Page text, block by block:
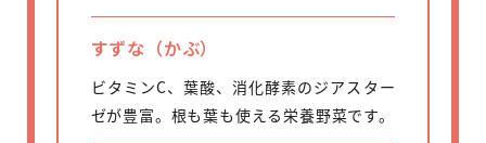
すずな（かぶ）
ビタミンC、葉酸、消化酵素のジアスター
ゼが豊富。根も葉も使える栄養野菜です。